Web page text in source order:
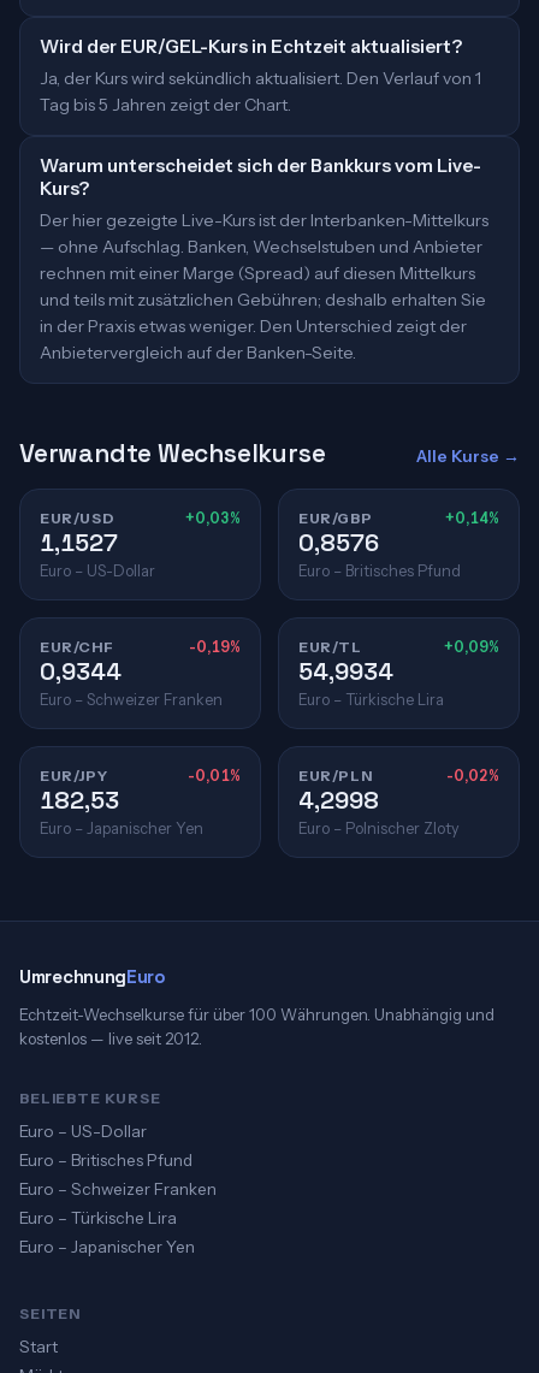
Wird der EUR/GEL-Kurs in Echtzeit aktualisiert?
Ja, der Kurs wird sekündlich aktualisiert. Den Verlauf von 1
Tag bis 5 Jahren zeigt der Chart.
Warum unterscheidet sich der Bankkurs vom Live-
Kurs?
Der hier gezeigte Live-Kurs ist der Interbanken-Mittelkurs
— ohne Aufschlag. Banken, Wechselstuben und Anbieter
rechnen mit einer Marge (Spread) auf diesen Mittelkurs
und teils mit zusätzlichen Gebühren; deshalb erhalten Sie
in der Praxis etwas weniger. Den Unterschied zeigt der
Anbietervergleich auf der Banken-Seite.
Verwandte Wechselkurse Alle Kurse →
EUR/USD +0,03%
1,1527
Euro – US-Dollar
EUR/GBP +0,14%
0,8576
Euro – Britisches Pfund
EUR/CHF -0,19%
0,9344
Euro – Schweizer Franken
EUR/TL +0,09%
54,9934
Euro – Türkische Lira
EUR/JPY -0,01%
182,53
Euro – Japanischer Yen
EUR/PLN -0,02%
4,2998
Euro – Polnischer Zloty
UmrechnungEuro
Echtzeit-Wechselkurse für über 100 Währungen. Unabhängig und
kostenlos — live seit 2012.
BELIEBTE KURSE
Euro – US-Dollar
Euro – Britisches Pfund
Euro – Schweizer Franken
Euro – Türkische Lira
Euro – Japanischer Yen
SEITEN
Start